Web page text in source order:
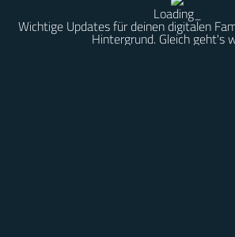
Loading_
Wichtige Updates für deinen digitalen
Hintergrund. Gleich geht's